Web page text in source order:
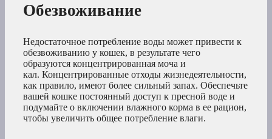
Обезвоживание
Недостаточное потребление воды может привести к
обезвоживанию у кошек, в результате чего
образуются концентрированная моча и
кал. Концентрированные отходы жизнедеятельности,
как правило, имеют более сильный запах. Обеспечьте
вашей кошке постоянный доступ к пресной воде и
подумайте о включении влажного корма в ее рацион,
чтобы увеличить общее потребление влаги.